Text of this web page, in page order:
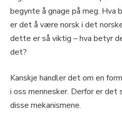
begynte å gnage på meg.
er det å være norsk i det
dette er så viktig – hva betyr
det?
Kanskje handler det om en
i oss mennesker. Derfor er det
disse mekanismene.